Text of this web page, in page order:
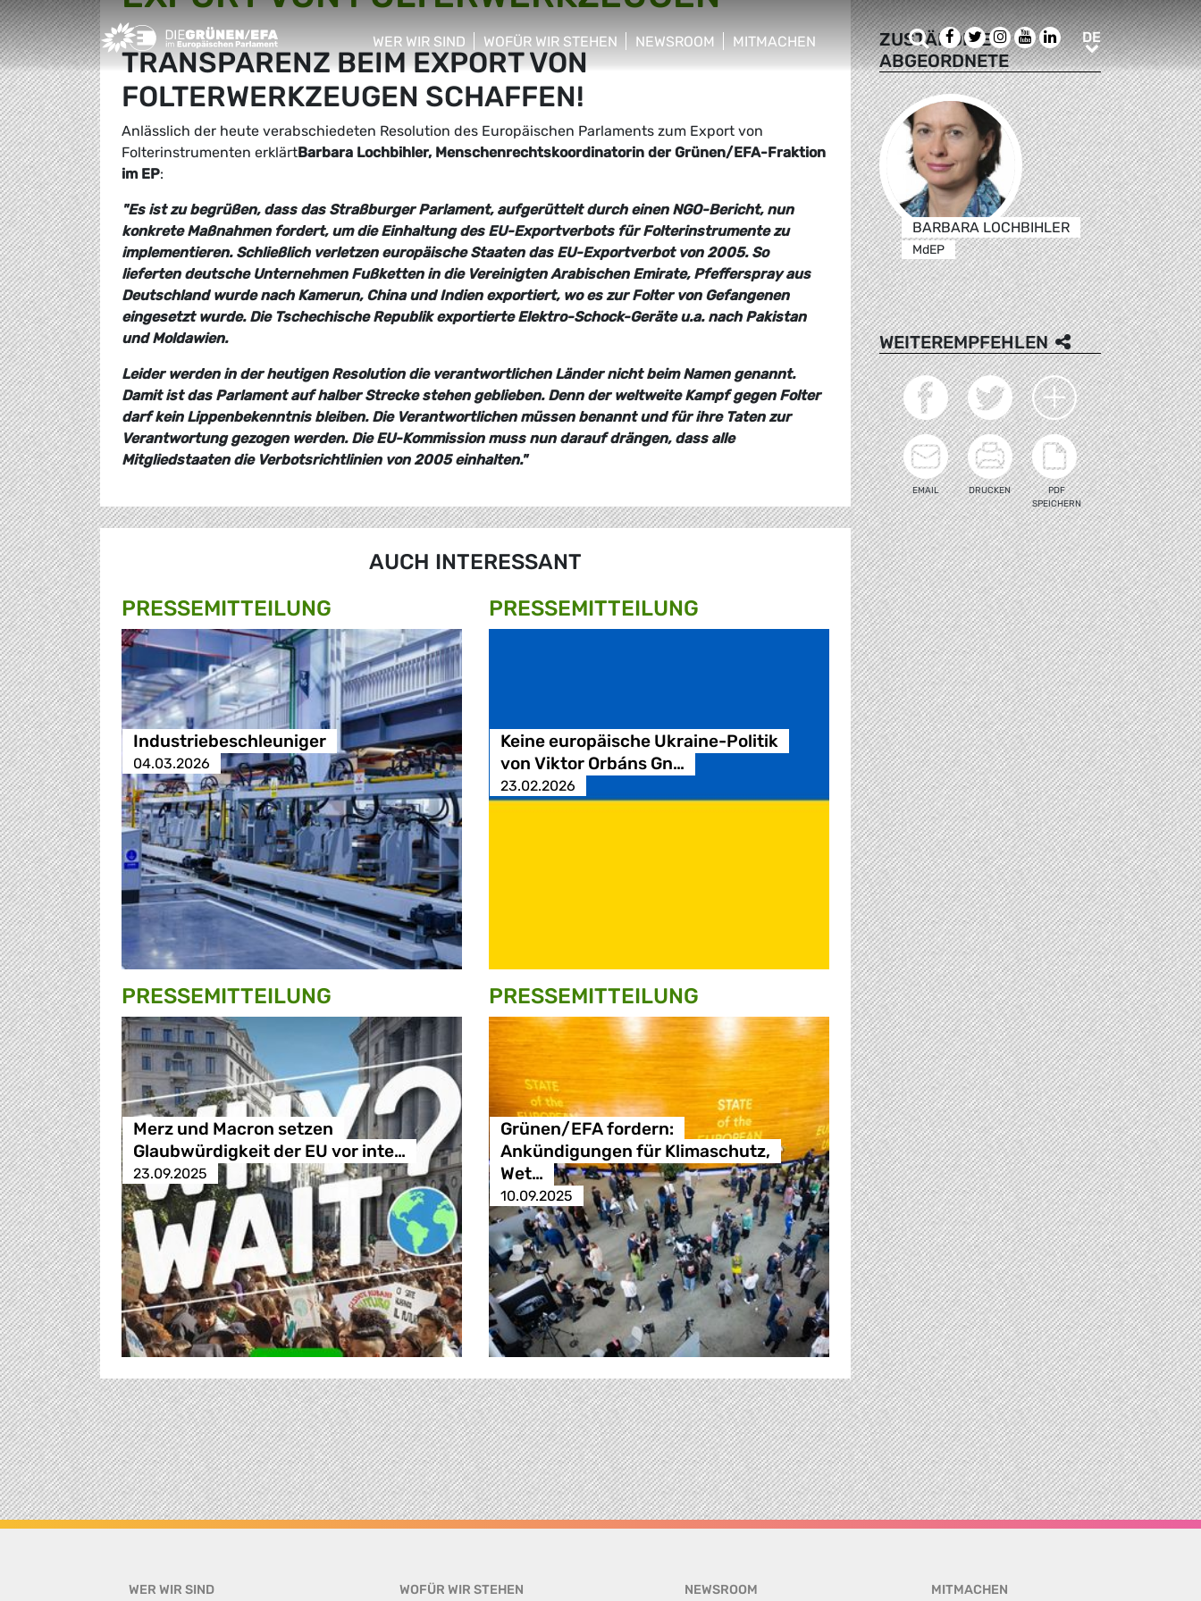
Greens/EFA Home
WER WIR SIND
show/hide sub menu
WOFÜR WIR STEHEN
show/hide sub menu
NEWSROOM
MITMACHEN
show/hide sub menu
SucheFacebook
TwitterInstagram
Youtube
LinkedIn
DEDE
TRANSPARENZ BEIM EXPORT VON
FOLTERWERKZEUGEN SCHAFFEN!
Anlässlich der heute verabschiedeten Resolution des Europäischen Parlaments zum Export von
Folterinstrumenten erklärtBarbara Lochbihler, Menschenrechtskoordinatorin der Grünen/EFA-Fraktion
im EP:
"Es ist zu begrüßen, dass das Straßburger Parlament, aufgerüttelt durch einen NGO-Bericht, nun
konkrete Maßnahmen fordert, um die Einhaltung des EU-Exportverbots für Folterinstrumente zu
implementieren. Schließlich verletzen europäische Staaten das EU-Exportverbot von 2005. So
lieferten deutsche Unternehmen Fußketten in die Vereinigten Arabischen Emirate, Pfefferspray aus
Deutschland wurde nach Kamerun, China und Indien exportiert, wo es zur Folter von Gefangenen
eingesetzt wurde. Die Tschechische Republik exportierte Elektro-Schock-Geräte u.a. nach Pakistan
und Moldawien.
Leider werden in der heutigen Resolution die verantwortlichen Länder nicht beim Namen genannt.
Damit ist das Parlament auf halber Strecke stehen geblieben. Denn der weltweite Kampf gegen Folter
darf kein Lippenbekenntnis bleiben. Die Verantwortlichen müssen benannt und für ihre Taten zur
Verantwortung gezogen werden. Die EU-Kommission muss nun darauf drängen, dass alle
Mitgliedstaaten die Verbotsrichtlinien von 2005 einhalten."
AUCH INTERESSANT
PRESSE­MITTEILUNG
Industriebeschleuniger
04.03.2026
PRESSE­MITTEILUNG
Keine europäische Ukraine-Politik
von Viktor Orbáns Gn…
23.02.2026
PRESSE­MITTEILUNG
Merz und Macron setzen
Glaubwürdigkeit der EU vor inte…
23.09.2025
PRESSE­MITTEILUNG
Grünen/EFA fordern:
Ankündigungen für Klimaschutz,
Wet…
10.09.2025
ZUSTÄNDIGE
ABGEORDNETE
BARBARA LOCHBIHLER
MdEP
WEITEREMPFEHLEN
EMAIL DRUCKEN
PDF
SPEICHERN
WER WIR SIND WOFÜR WIR STEHEN NEWSROOM MITMACHEN